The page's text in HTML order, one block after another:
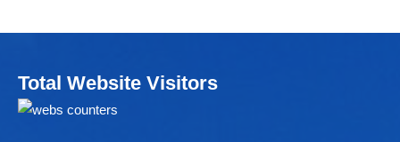
Total Website Visitors